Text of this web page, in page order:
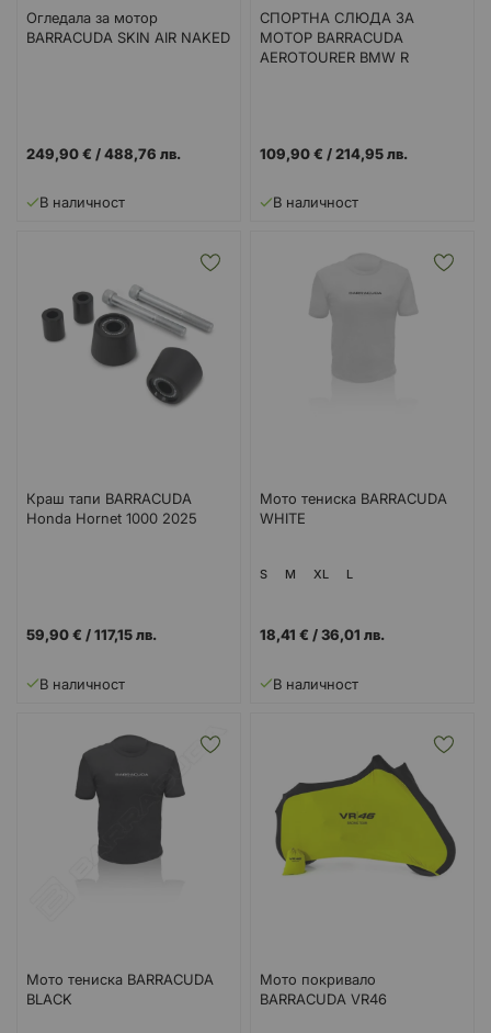
Огледала за мотор
BARRACUDA SKIN AIR NAKED
249,90 € /488,76 лв.
В наличност
СПОРТНА СЛЮДА ЗА
МОТОР BARRACUDA
AEROTOURER BMW R
109,90 € /214,95 лв.
В наличност
Краш тапи BARRACUDA
Honda Hornet 1000 2025
59,90 € /117,15 лв.
В наличност
Мото тениска BARRACUDA
WHITE
S M XL L
18,41 € /36,01 лв.
В наличност
Мото тениска BARRACUDA
BLACK
Мото покривало
BARRACUDA VR46